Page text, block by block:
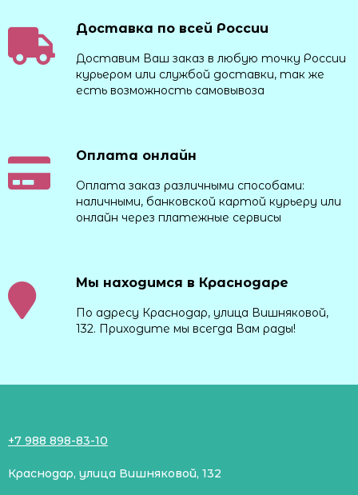
радость. Купите товар оптом и закажите доставку.
Курьер привезёт товар в указанный адрес в течение
небольшого времени, а игрушки смогут порадовать не
только многих детей, но и их родителей.
Доставка по всей России
Доставим Ваш заказ в любую точку России
курьером или службой доставки, так же
есть возможность самовывоза
Оплата онлайн
Оплата заказ различными способами:
наличными, банковской картой курьеру или
онлайн через платежные сервисы
Мы находимся в Краснодаре
По адресу Краснодар, улица Вишняковой,
132. Приходите мы всегда Вам рады!
+7 988 898-83-10
Краснодар, улица Вишняковой, 132